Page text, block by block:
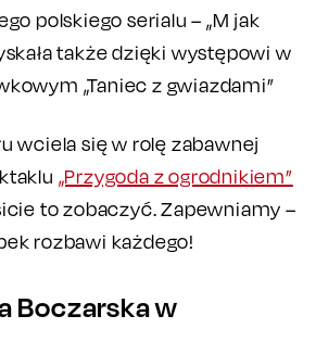
polskiego serialu – „M jak
także dzięki występowi w
„Taniec z gwiazdami”
wciela się w rolę zabawnej
„Przygoda z ogrodnikiem”
to zobaczyć. Zapewniamy –
rozbawi każdego!
Boczarska w